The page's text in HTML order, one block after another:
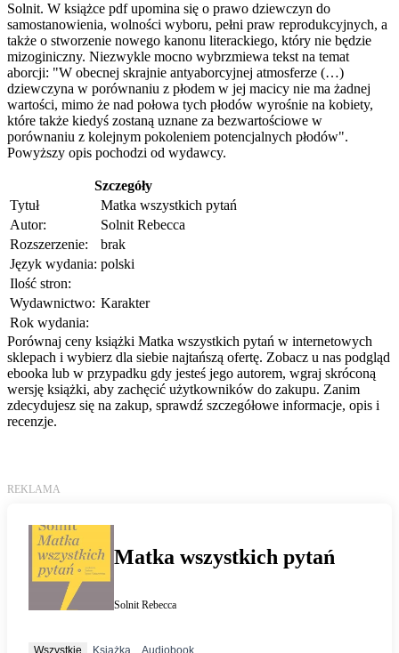
Solnit. W książce pdf upomina się o prawo dziewczyn do
samostanowienia, wolności wyboru, pełni praw reprodukcyjnych, a
także o stworzenie nowego kanonu literackiego, który nie będzie
mizoginiczny. Niezwykle mocno wybrzmiewa tekst na temat
aborcji: "W obecnej skrajnie antyaborcyjnej atmosferze (…)
dziewczyna w porównaniu z płodem w jej macicy nie ma żadnej
wartości, mimo że nad połowa tych płodów wyrośnie na kobiety,
które także kiedyś zostaną uznane za bezwartościowe w
porównaniu z kolejnym pokoleniem potencjalnych płodów".
Powyższy opis pochodzi od wydawcy.
Szczegóły
Tytuł
Matka wszystkich pytań
Autor:
Solnit Rebecca
Rozszerzenie:
brak
Język wydania: polski
Ilość stron:
Wydawnictwo: Karakter
Rok wydania:
Porównaj ceny książki Matka wszystkich pytań w internetowych
sklepach i wybierz dla siebie najtańszą ofertę. Zobacz u nas podgląd
ebooka lub w przypadku gdy jesteś jego autorem, wgraj skróconą
wersję książki, aby zachęcić użytkowników do zakupu. Zanim
zdecydujesz się na zakup, sprawdź szczegółowe informacje, opis i
recenzje.